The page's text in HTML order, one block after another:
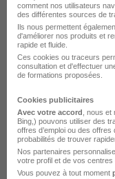
Intérim
Intérim Chef de
Intérim HR
Intérim
Intérim Cadre
comment nos utilisateurs
des différentes sources de
Ils nous permettent
d'améliorer nos produits et
rapide et fluide.
Ces cookies ou traceurs
consultation et d'effectuer
de formations proposées.
Cookies publicitaires
Avec votre accord , nous
Bing,) pouvons utiliser des
offres d’emploi ou des
probabilités de trouver
Nos partenaires
votre profil et de vos centres
Vous pouvez à tout moment